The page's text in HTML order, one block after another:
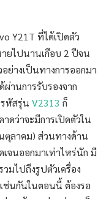
Y21T ที่ได้เปิดตัว
ายไปนานเกือบ 2 ปีจน
ย่างเป็นทางการออกมา
านการรับรองจาก
หัสรุ่น V2313 ก็
ดว่าจะมีการเปิดตัวใน
ตุลาคม) ส่วนทางด้าน
จนออกมาเท่าไหร่นัก มี
มไปถึงรูปตัวเครื่อง
ช่นกันในตอนนี้ ต้องรอ